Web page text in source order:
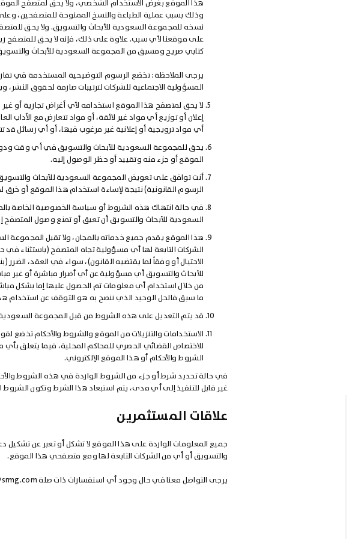
هذا الموقع بغرض الاستخدام الشخصي، ولا يحق لمتصفح
وذلك بسبب عملية الطباعة والنسخ الممنوحة للمتصفحين،
نسخه للمجموعة السعودية للأبحاث والتسويق. ولا يحق
على موقعنا لأي سبب. علاوة على ذلك، فإنه لا يحق للمتصفح
كتابي صريح ومسبق من المجموعة السعودية للأبحاث
يرجى الملاحظة: تخضع الرسوم التوضيحية المستخدمة في
المسؤولية الاجتماعية للشركات لترتيبات صارمة لحقوق النشر،
لا يحق لمتصفح هذا الموقع استخدامه لأي أغراض تجارية أو
إعلان أو توزيع أي مواد غير لائقة، أو مواد تتعارض مع
أي مواد ترويجية أو إعلانية غير مرغوب فيها، أو أي رسائل
يحق للمجموعة السعودية للأبحاث والتسويق في أي وقت ودون
الموقع أو جزء منه وتقييد أو حظر الوصول إليه.
أنت توافق على تعويض المجموعة السعودية للأبحاث
الرسوم القانونية) نتيجة لإساءة استخدام هذا الموقع أو
في حالة انتهاك هذه الشروط أو سياسة الخصوصية الخاصة
السعودية للأبحاث والتسويق أن تعيق أو تمنع وصول
هذا الموقع يقدم جميع خدماته بالمجان، ولا تقبل المجموعة
الشركات التابعة لها أي مسؤولية تجاه المتصفح (باستثناء في
الاحتيال أو وفقاً لما يقتضيه القانون)، سواء في العقد،
للأبحاث والتسويق أي مسؤولية عن أي أضرار مباشرة أو غير
من خلال استخدام أي معلومات تم الحصول عليها إما بشكل
ما سبق فالحل الوحيد الذي ننصح به هو التوقف عن استخدام
قد يتم التعديل على هذه الشروط من قبل المجموعة
الاستخدامات والتنزيلات من الموقع والشروط والأحكام تخضع
للاختصاص القضائي الحصري للمحاكم المحلية، فيما يتعلق
الشروط والأحكام أو هذا الموقع الإلكتروني.
في حالة تحديد شرط أو جزء من الشروط الواردة في هذه الشروط
غير قابل للتنفيذ إلى أي مدى، يتم استبعاد هذا الشرط وتكون
علاقات المستثمرين
جميع المعلومات الواردة على هذا الموقع لا تشكل أو تعبر عن تشكيل
والتسويق أو أي من الشركات التابعة لها ومع متصفحي هذا الموقع.
يرجى التواصل معنا في حال وجود أي استفسارات ذات صلة